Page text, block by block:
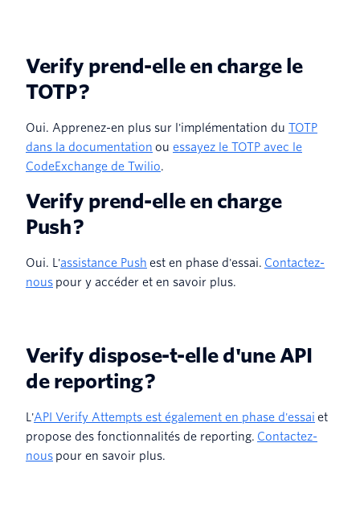
Verify prend-elle en charge le
TOTP ?
Oui. Apprenez-en plus sur l'implémentation du TOTP
dans la documentation ou essayez le TOTP avec le
CodeExchange de Twilio.
Verify prend-elle en charge
Push ?
Oui. L'assistance Push est en phase d'essai. Contactez-
nous pour y accéder et en savoir plus.
Verify dispose-t-elle d'une API
de reporting ?
L'API Verify Attempts est également en phase d'essai et
propose des fonctionnalités de reporting. Contactez-
nous pour en savoir plus.